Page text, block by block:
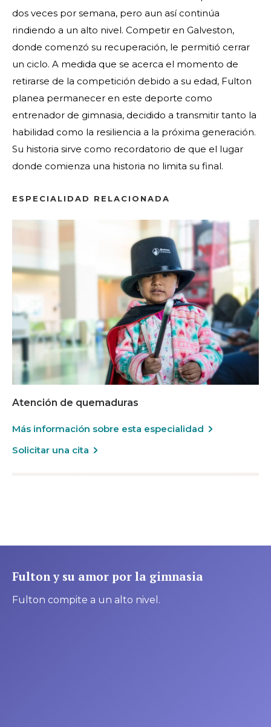
dos veces por semana, pero aun así continúa
rindiendo a un alto nivel. Competir en Galveston,
donde comenzó su recuperación, le permitió cerrar
un ciclo. A medida que se acerca el momento de
retirarse de la competición debido a su edad, Fulton
planea permanecer en este deporte como
entrenador de gimnasia, decidido a transmitir tanto la
habilidad como la resiliencia a la próxima generación.
Su historia sirve como recordatorio de que el lugar
donde comienza una historia no limita su final.
ESPECIALIDAD RELACIONADA
Atención de quemaduras
Más información sobre esta especialidad
Solicitar una cita
Fulton y su amor por la gimnasia
Fulton compite a un alto nivel.